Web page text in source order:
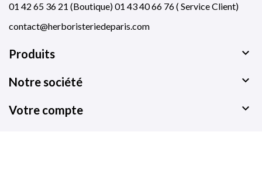
01 42 65 36 21 (Boutique) 01 43 40 66 76 ( Service Client)
contact@herboristeriedeparis.com
Produits 
Notre société 
Votre compte 